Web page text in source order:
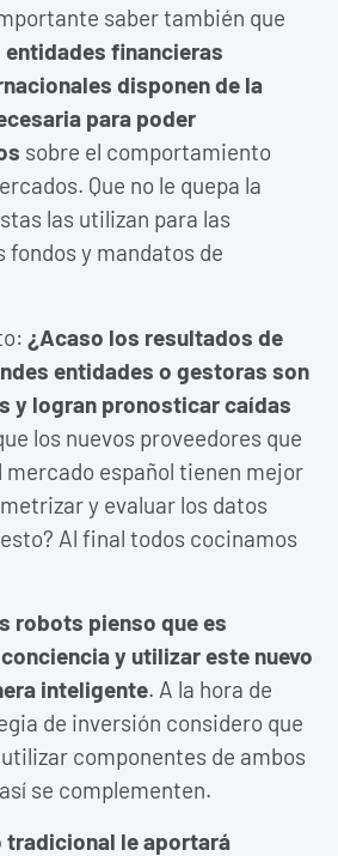
saber también que
entidades financieras
disponen de la
para poder
sobre el comportamiento
Que no le quepa la
las utilizan para las
fondos y mandatos de
¿Acaso los resultados de
entidades o gestoras son
y logran pronosticar caídas
los nuevos proveedores que
mercado español tienen mejor
y evaluar los datos
Al final todos cocinamos
robots pienso que es
y utilizar este nuevo
inteligente. A la hora de
de inversión considero que
componentes de ambos
se complementen.
tradicional le aportará